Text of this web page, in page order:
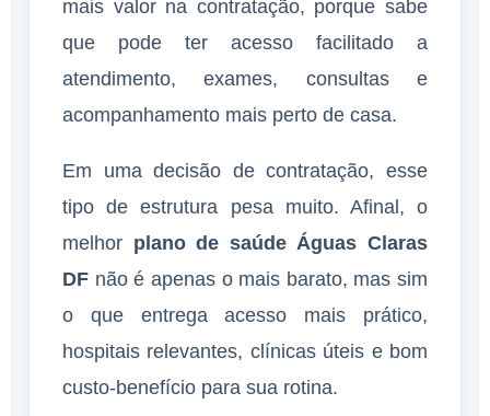
mais valor na contratação, porque sabe
que pode ter acesso facilitado a
atendimento, exames, consultas e
acompanhamento mais perto de casa.
Em uma decisão de contratação, esse
tipo de estrutura pesa muito. Afinal, o
melhor plano de saúde Águas Claras
DF não é apenas o mais barato, mas sim
o que entrega acesso mais prático,
hospitais relevantes, clínicas úteis e bom
custo-benefício para sua rotina.